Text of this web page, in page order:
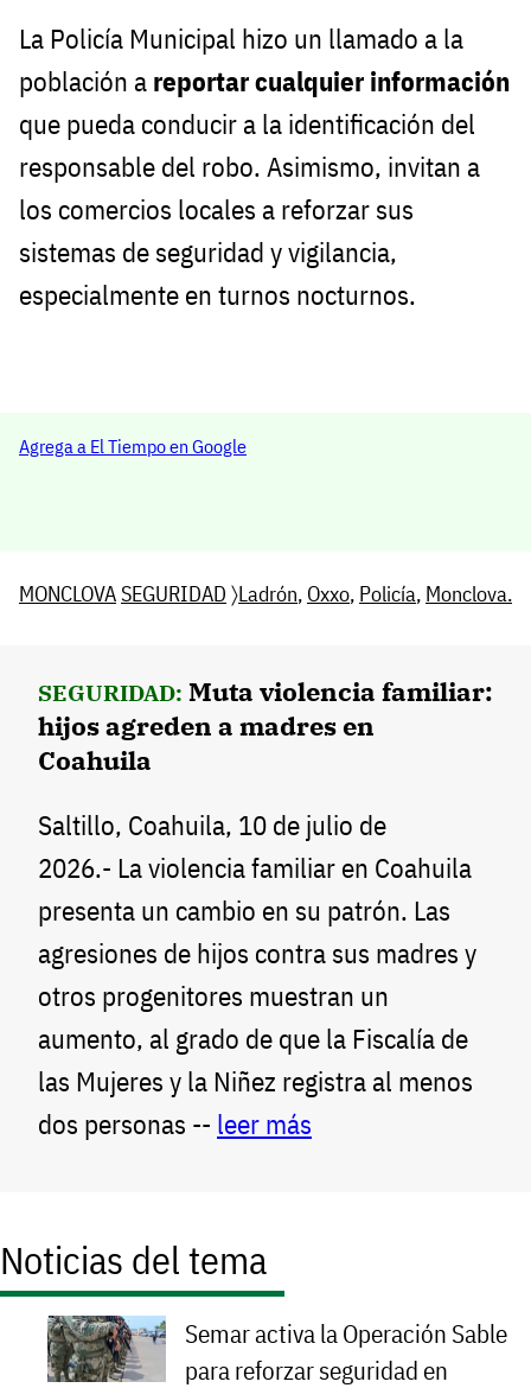
La Policía Municipal hizo un llamado a la
población a reportar cualquier información
que pueda conducir a la identificación del
responsable del robo. Asimismo, invitan a
los comercios locales a reforzar sus
sistemas de seguridad y vigilancia,
especialmente en turnos nocturnos.
Agrega a El Tiempo en Google
MONCLOVA SEGURIDAD 〉Ladrón, Oxxo, Policía, Monclova.
SEGURIDAD: Muta violencia familiar:
hijos agreden a madres en
Coahuila
Saltillo, Coahuila, 10 de julio de
2026.- La violencia familiar en Coahuila
presenta un cambio en su patrón. Las
agresiones de hijos contra sus madres y
otros progenitores muestran un
aumento, al grado de que la Fiscalía de
las Mujeres y la Niñez registra al menos
dos personas -- leer más
Noticias del tema
Semar activa la Operación Sable
para reforzar seguridad en